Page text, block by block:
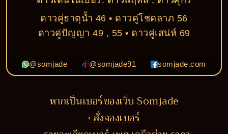
ดาวคู่ธาตุน้ำ 46 • ดาวคู่โชคลาภ 56
ดาวคู่ปัญญา 49 , 55 • ดาวคู่เสน่ห์ 69
@somjade @somjade91 somjade.com
หากเป็นเบอร์ของเว็บ Somjade
• สั่งจองเบอร์